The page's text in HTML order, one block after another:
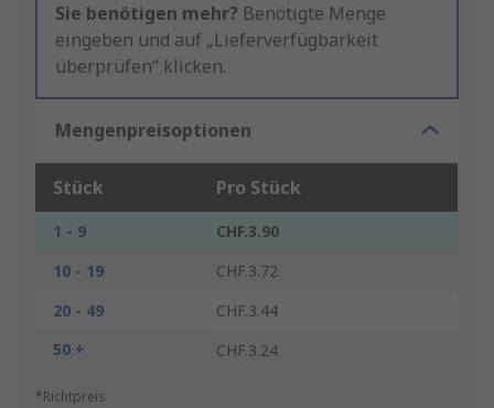
Sie benötigen mehr? Benötigte Menge
eingeben und auf „Lieferverfügbarkeit
überprüfen“ klicken.
Mengenpreisoptionen
Stück Pro Stück
1 - 9
CHF.3.90
10 - 19
CHF.3.72
20 - 49
CHF.3.44
50 +
CHF.3.24
*Richtpreis